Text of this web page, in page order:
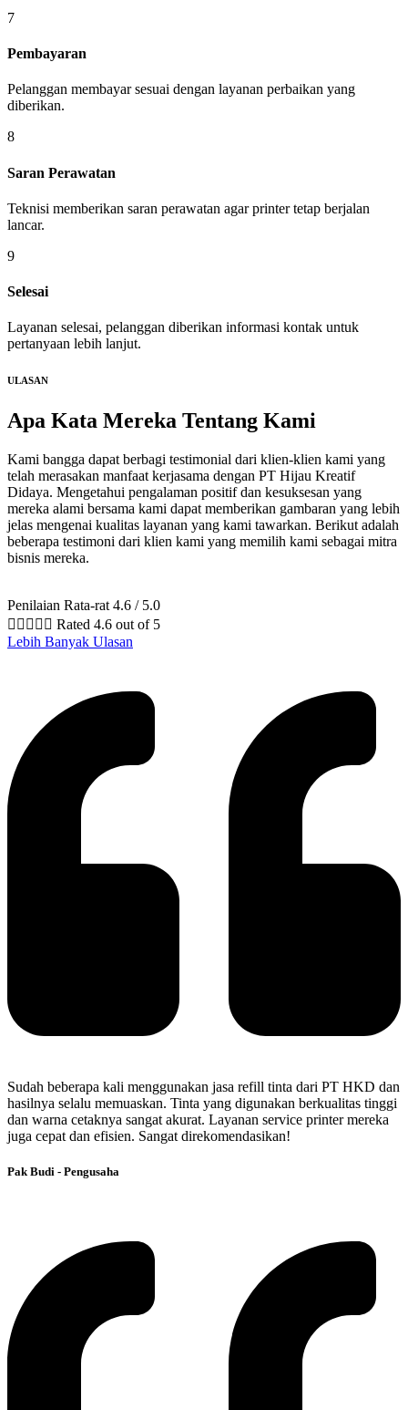
7
Pembayaran
Pelanggan membayar sesuai dengan layanan perbaikan yang
diberikan.
8
Saran Perawatan
Teknisi memberikan saran perawatan agar printer tetap berjalan
lancar.
9
Selesai
Layanan selesai, pelanggan diberikan informasi kontak untuk
pertanyaan lebih lanjut.
ULASAN
Apa Kata Mereka Tentang Kami
Kami bangga dapat berbagi testimonial dari klien-klien kami yang
telah merasakan manfaat kerjasama dengan PT Hijau Kreatif
Didaya. Mengetahui pengalaman positif dan kesuksesan yang
mereka alami bersama kami dapat memberikan gambaran yang lebih
jelas mengenai kualitas layanan yang kami tawarkan. Berikut adalah
beberapa testimoni dari klien kami yang memilih kami sebagai mitra
bisnis mereka.
Penilaian Rata-rat 4.6 / 5.0
     Rated 4.6 out of 5
Lebih Banyak Ulasan
Sudah beberapa kali menggunakan jasa refill tinta dari PT HKD dan
hasilnya selalu memuaskan. Tinta yang digunakan berkualitas tinggi
dan warna cetaknya sangat akurat. Layanan service printer mereka
juga cepat dan efisien. Sangat direkomendasikan!
Pak Budi - Pengusaha